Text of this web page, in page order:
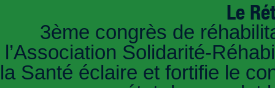
Le
3ème congrès de
l’Association Solidarité-
la Santé éclaire et fortifie le